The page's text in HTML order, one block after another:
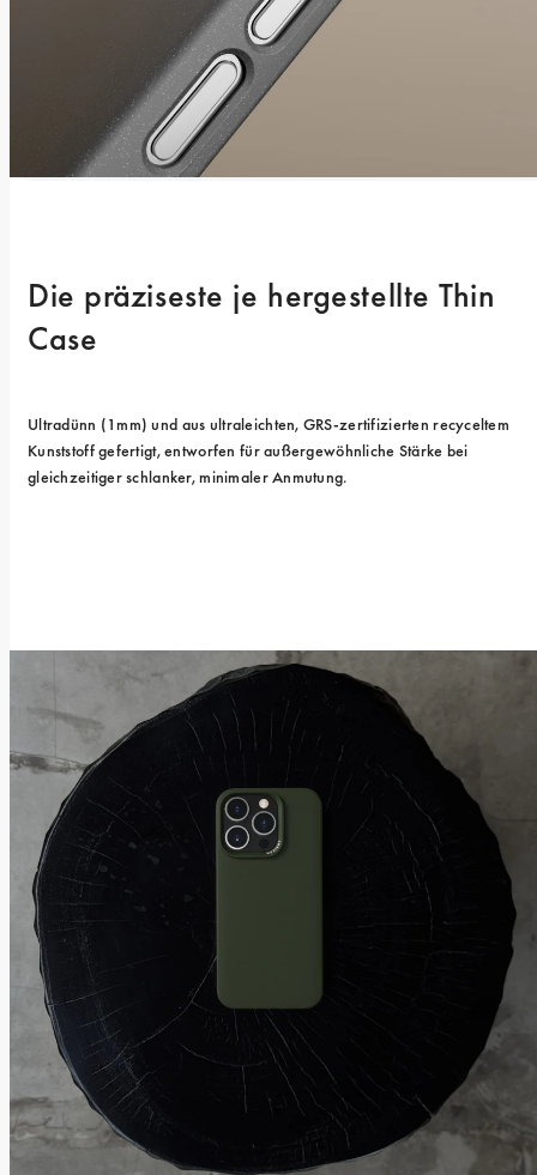
Die präziseste je hergestellte Thin
Case
Ultradünn (1mm) und aus ultraleichten, GRS-zertifizierten recyceltem
Kunststoff gefertigt, entworfen für außergewöhnliche Stärke bei
gleichzeitiger schlanker, minimaler Anmutung.